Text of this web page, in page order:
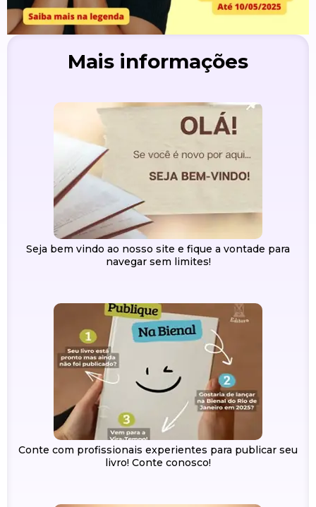
Mais informações
Seja bem vindo ao nosso site e fique a vontade para
navegar sem limites!
Conte com profissionais experientes para publicar seu
livro! Conte conosco!